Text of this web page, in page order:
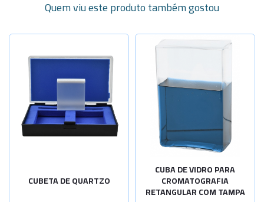
Quem viu este produto também gostou
CUBETA DE QUARTZO
QS-1 Retan
-
QS-2 Retan -
QS-3 Retan - +
- CUBA DE VIDRO PARA
CROMATOGRAFIA
RETANGULAR COM TAMPA
Selecione a Quantidade
130x130x50
Sob Consulta
150x150x50
Sob Consulta
180x120x60
Sob Consulta
210x210x10
-